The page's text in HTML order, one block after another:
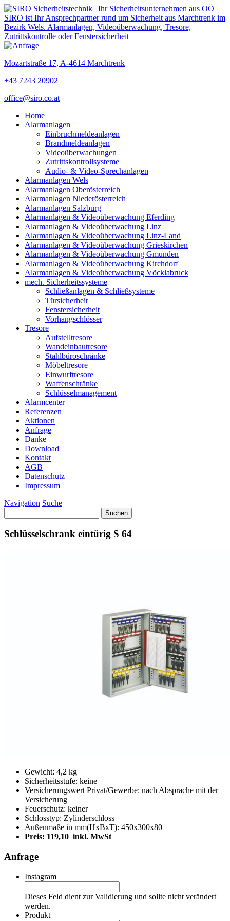
Mozartstraße 17, A-4614 Marchtrenk
+43 7243 20902
office@siro.co.at
Home
Alarmanlagen
Einbruchmeldeanlagen
Brandmeldeanlagen
Videoüberwachungen
Zutrittskontrollsysteme
Audio- & Video-Sprechanlagen
Alarmanlagen Wels
Alarmanlagen Oberösterreich
Alarmanlagen Niederösterreich
Alarmanlagen Salzburg
Alarmanlagen & Videoüberwachung Eferding
Alarmanlagen & Videoüberwachung Linz
Alarmanlagen & Videoüberwachung Linz-Land
Alarmanlagen & Videoüberwachung Grieskirchen
Alarmanlagen & Videoüberwachung Gmunden
Alarmanlagen & Videoüberwachung Kirchdorf
Alarmanlagen & Videoüberwachung Vöcklabruck
mech. Sicherheitssysteme
Schließanlagen & Schließsysteme
Türsicherheit
Fenstersicherheit
Vorhangschlösser
Tresore
Aufstelltresore
Wandeinbautresore
Stahlbüroschränke
Möbeltresore
Einwurftresore
Waffenschränke
Schlüsselmanagement
Alarmcenter
Referenzen
Aktionen
Anfrage
Danke
Download
Kontakt
AGB
Datenschutz
Impressum
Navigation Suche
nach:
Schlüsselschrank eintürig S 64
Gewicht: 4,2 kg
Sicherheitsstufe: keine
Versicherungswert Privat/Gewerbe: nach Absprache mit der
Versicherung
Feuerschutz: keiner
Schlosstyp: Zylinderschloss
Außenmaße in mm(HxBxT): 450x300x80
Preis: 119,10 inkl. MwSt
Anfrage
Instagram
Dieses Feld dient zur Validierung und sollte nicht verändert
werden.
Produkt